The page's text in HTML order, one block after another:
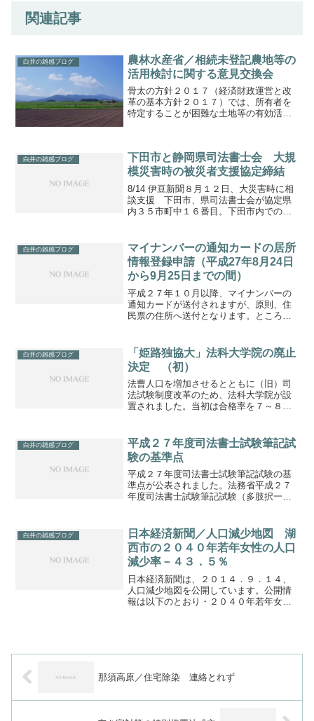
関連記事
白井の雑感ブログ
農林水産省／相続未登記農地等の
活用検討に関する意見交換会
骨太の方針２０１７（経済財政運営と改
革の基本方針２０１７）では、所有者を
特定することが困難な土地等の有効活用
続未了農地が全農地の２割...
白井の雑感ブログ
下田市と静岡県司法書士会 大規
模災害時の被災者支援協定締結
8/14 伊豆新聞８月１２日、大災害時に相
談支援 下田市、県司法書士会が協定県
内３５市町中１６番目。下田市内での災
する相談（３）不在者財産管理制度と相
続財産管理制度に関する...
白井の雑感ブログ
マイナンバーの通知カードの居所
情報登録申請（平成27年8月24日
から9月25日までの間）
平成２７年１０月以降、マイナンバーの
通知カードが送付されますが、原則、住
民票の住所へ送付となります。ところ
変更ができない方がいらっしゃいます。
住民登録地に居住していな...
白井の雑感ブログ
「姫路独協大」法科大学院の廃止
決定 （初）
法曹人口を増加させるとともに（旧）司
法試験制度改革のため、法科大学院が設
置されました。当初は合格率を７～８割
少、合格率の低迷が報道されるようにな
りました。ついには、下記...
白井の雑感ブログ
平成２７年度司法書士試験筆記試
験の基準点
平成２７年度司法書士試験筆記試験の基
準点が公表されました。法務省平成２７
年度司法書士試験筆記試験（多肢択一式
の基準点 午前の部（多肢択一式問題）
満点１０５点中９０点...
白井の雑感ブログ
日本経済新聞／人口減少地図 湖
西市の２０４０年若年女性の人口
減少率－４３．５％
日本経済新聞は、２０１４．９．１４、
人口減少地図を公開しています。公開情
報は以下のとおり・２０４０年若年女性
那須高原／住宅除染 連絡とれず